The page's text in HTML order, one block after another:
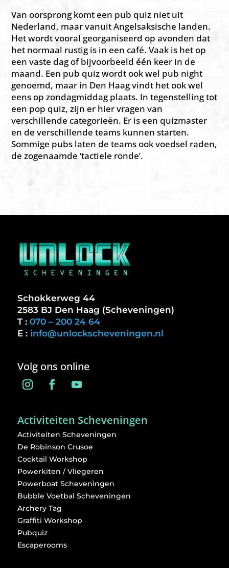
Van oorsprong komt een pub quiz niet uit
Nederland, maar vanuit Angelsaksische landen.
Het wordt vooral georganiseerd op avonden dat
het normaal rustig is in een café. Vaak is het op
een vaste dag of bijvoorbeeld één keer in de
maand. Een pub quiz wordt ook wel pub night
genoemd, maar in Den Haag vindt het ook wel
eens op zondagmiddag plaats. In tegenstelling tot
een pop quiz, zijn er hier vragen van
verschillende categorieën. Er is een quizmaster
en de verschillende teams kunnen starten.
Sommige pubs laten de teams ook voedsel raden,
de zogenaamde ‘tactiele ronde’.
Schokkerweg 44
2583 BJ Den Haag (Scheveningen)
T : 070 – 200 24 64
E : info@unlockscheveningen.nl
Volg ons online
Activiteiten Scheveningen
Activiteiten Scheveningen
De Robinson Crusoe
Cocktail Workshop
Powerkiten / Vliegeren
Powerboat Scheveningen
Bubble Voetbal Scheveningen
Archery Tag
Graffiti Workshop
Pubquiz
Escaperooms